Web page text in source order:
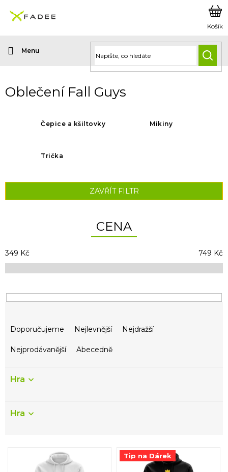
obsah
Oblečení Fall Guys
Čepice a kšiltovky Mikiny
Trička
ZAVŘÍT FILTR
CENA
349 Kč 749 Kč
Ř
n
r
o
Doporučujeme Nejlevnější Nejdražší
Nejprodávanější Abecedně
Hra
Hra
Tip na Dárek